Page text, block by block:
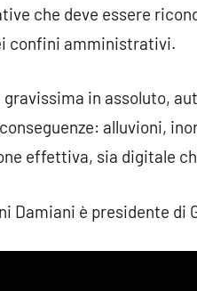
che deve essere
confini amministrativi.
gravissima in assoluto,
alluvioni,
effettiva, sia digitale
Damiani è presidente di